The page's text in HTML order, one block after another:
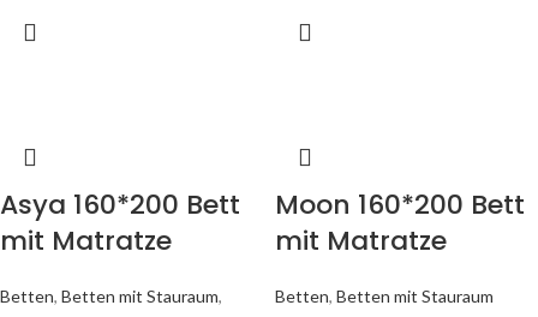
Asya 160*200 Bett
mit Matratze
Betten, Betten mit Stauraum,
Moon 160*200 Bett
mit Matratze
Betten, Betten mit Stauraum